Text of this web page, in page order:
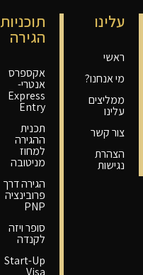
עלינו
ראשי
מי אנחנו?
ממליצים
עלינו
צור קשר
הצהרת
נגישות
תוכניות
הגירה
אקספרס
אנטרי-
Express
Entry
תכנית
ההגירה
למחוז
מניטובה
הגירה דרך
פרובינציה
PNP
סופר ויזה
לקנדה
Start-Up
Visa